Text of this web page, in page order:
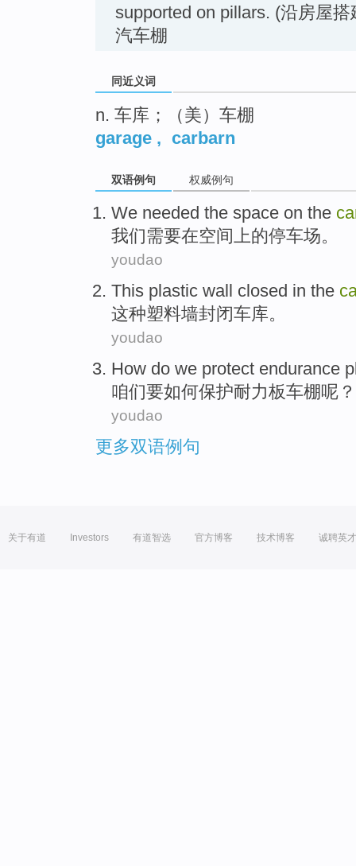
supported on pillars. (沿房屋
汽车棚
同近义词
n. 车库；（美）车棚
garage , carbarn
双语例句 权威例句
We needed the space on the
我们需要在空间上的停车场。
youdao
This plastic wall closed in the
这种塑料墙封闭车库。
youdao
How do we protect endurance
咱们要如何保护耐力板车棚呢？
youdao
更多双语例句
关于有道 Investors 有道智选 官方博客 技术博客 诚聘英才